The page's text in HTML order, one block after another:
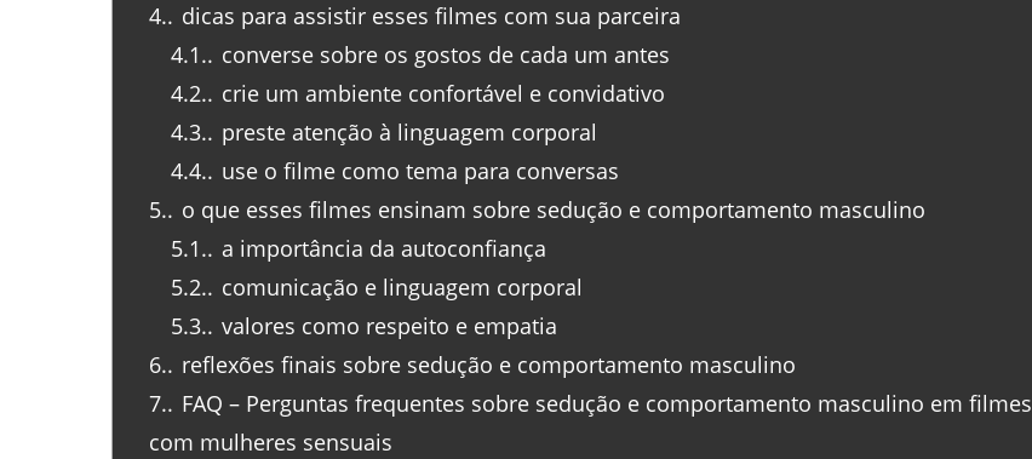
4. dicas para assistir esses filmes com sua parceira
4.1. converse sobre os gostos de cada um antes
4.2. crie um ambiente confortável e convidativo
4.3. preste atenção à linguagem corporal
4.4. use o filme como tema para conversas
5. o que esses filmes ensinam sobre sedução e comportamento masculino
5.1. a importância da autoconfiança
5.2. comunicação e linguagem corporal
5.3. valores como respeito e empatia
6. reflexões finais sobre sedução e comportamento masculino
7. FAQ – Perguntas frequentes sobre sedução e comportamento masculino em filmes
com mulheres sensuais